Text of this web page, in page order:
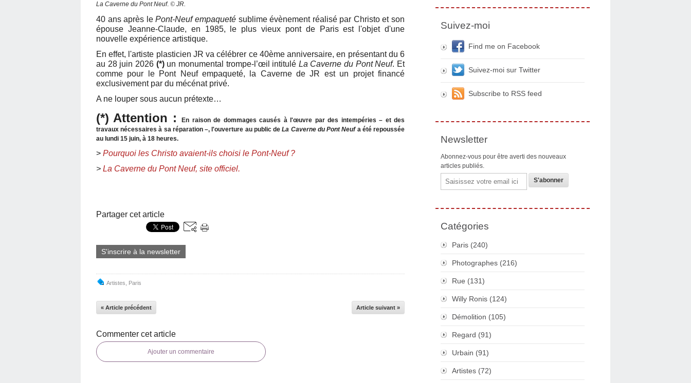
La Caverne du Pont Neuf. © JR.
40 ans après lePont-Neuf empaqueté sublime évènement réalisé par Christo et son
épouse Jeanne-Claude, en 1985, le plus vieux pont de Paris est l'objet d'une
nouvelle expérience artistique.
En effet, l'artiste plasticien JR va célébrer ce 40ème anniversaire, en présentant du 6
au 28 juin 2026 (*)un monumental trompe-l’œil intitulé La Caverne du Pont Neuf. Et
comme pour le Pont Neuf empaqueté, la Caverne de JR est un projet financé
exclusivement par du mécénat privé.
A ne louper sous aucun prétexte…
(*) Attention :En raison de dommages causés à l'œuvre par des intempéries – et des
travaux nécessaires à sa réparation –, l'ouverture au public deLa Caverne du Pont Neufa été repoussée
au lundi 15 juin, à 18 heures.
> Pourquoi les Christo avaient-ils choisi le Pont-Neuf ?
> La Caverne du Pont Neuf, site officiel.
Partager cet article
S'inscrire à la newsletter
Artistes Paris
« Article précédent Article suivant »
Commenter cet article
Ajouter un commentaire
Suivez-moi
Find me on Facebook
Suivez-moi sur Twitter
Subscribe to RSS feed
Newsletter
Abonnez-vous pour être averti des nouveaux
articles publiés.
Email
Catégories
Paris (240)
Photographes (216)
Rue (131)
Willy Ronis (124)
Démolition (105)
Regard (91)
Urbain (91)
Artistes (72)